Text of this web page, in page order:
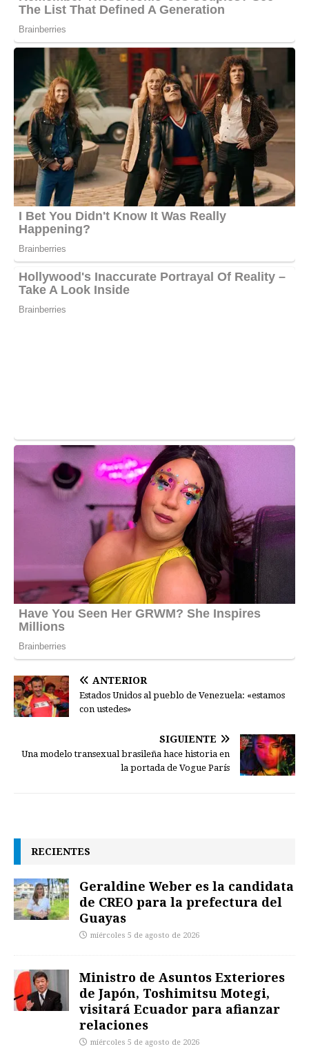
ANTERIOR
Estados Unidos al pueblo de Venezuela: «estamos
con ustedes»
SIGUIENTE
Una modelo transexual brasileña hace historia en
la portada de Vogue París
RECIENTES
Geraldine Weber es la candidata
de CREO para la prefectura del
Guayas
miércoles 5 de agosto de 2026
Ministro de Asuntos Exteriores
de Japón, Toshimitsu Motegi,
visitará Ecuador para afianzar
relaciones
miércoles 5 de agosto de 2026